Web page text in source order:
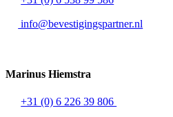
info@bevestigingspartner.nl
Marinus Hiemstra
+31 (0) 6 226 39 806